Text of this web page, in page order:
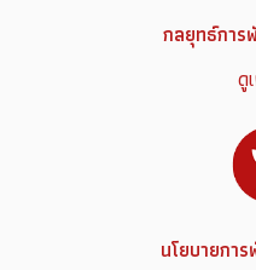
กลยุทธ์การ
ดู
นโยบายกา